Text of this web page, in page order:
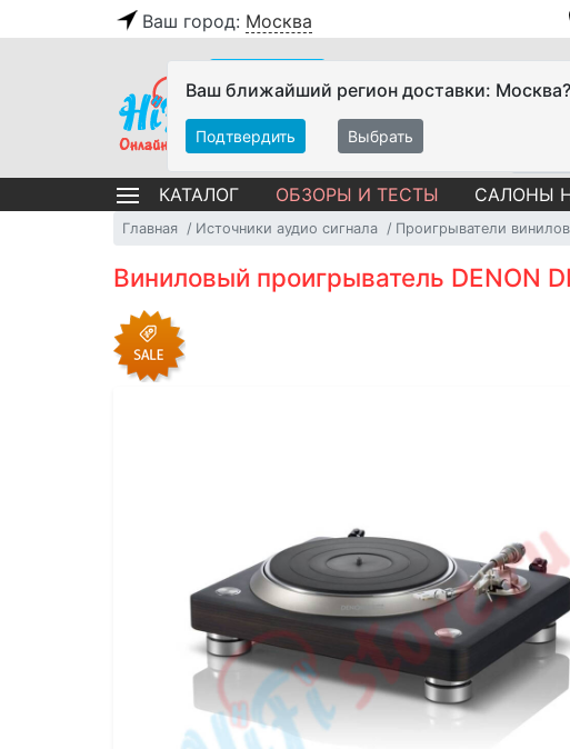
Ваш город: Москва
Ваш ближайший регион доставки: Москва?
Подтвердить Выбрать
КАТАЛОГ ОБЗОРЫ И ТЕСТЫ САЛОНЫ
Главная Источники аудио сигнала Проигрыватели
Виниловый проигрыватель DENON